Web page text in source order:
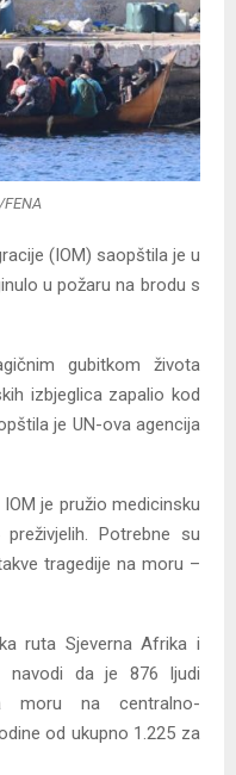
(IOM) saopštila je u
u požaru na brodu s
gubitkom života
izbjeglica zapalio kod
je UN-ova agencija
je pružio medicinsku
Potrebne su
tragedije na moru –
ruta Sjeverna Afrika i
navodi da je 876 ljudi
moru na centralno-
od ukupno 1.225 za